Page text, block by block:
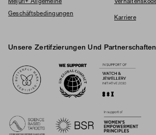
Mejuri+ Allgemeine
Geschäftsbedingungen
Karriere
Unsere Zertifzierungen Und Partnerschaften